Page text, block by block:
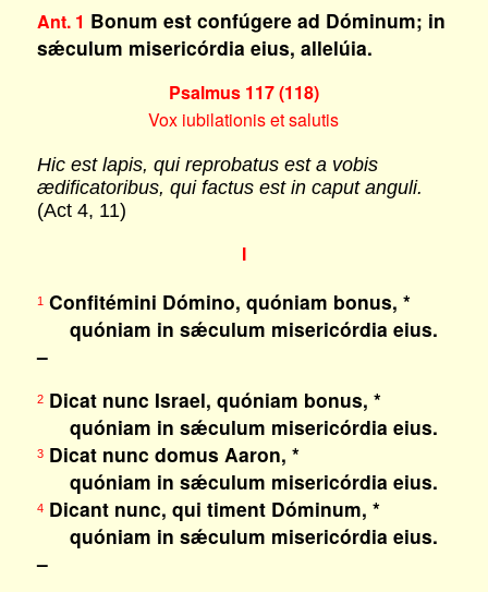
Ant. 1 Bonum est confúgere ad Dóminum; in
sǽculum misericórdia eius, allelúia.
Psalmus 117 (118)
Vox iubilationis et salutis
Hic est lapis, qui reprobatus est a vobis
ædificatoribus, qui factus est in caput anguli.
(Act 4, 11)
I
1Confitémini Dómino, quóniam bonus, *
quóniam in sǽculum misericórdia eius.
–
2Dicat nunc Israel, quóniam bonus, *
quóniam in sǽculum misericórdia eius.
3Dicat nunc domus Aaron, *
quóniam in sǽculum misericórdia eius.
4Dicant nunc, qui timent Dóminum, *
quóniam in sǽculum misericórdia eius.
–